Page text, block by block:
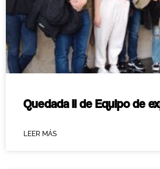
Quedada II de Equipo de
LEER MÁS